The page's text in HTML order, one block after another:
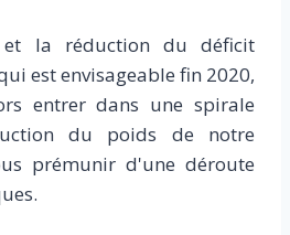
et la réduction du déficit
est envisageable fin 2020,
entrer dans une spirale
du poids de notre
prémunir d'une déroute